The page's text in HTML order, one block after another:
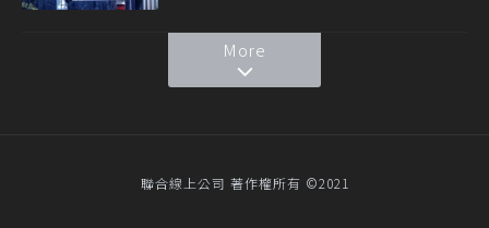
More
聯合線上公司 著作權所有 ©2021